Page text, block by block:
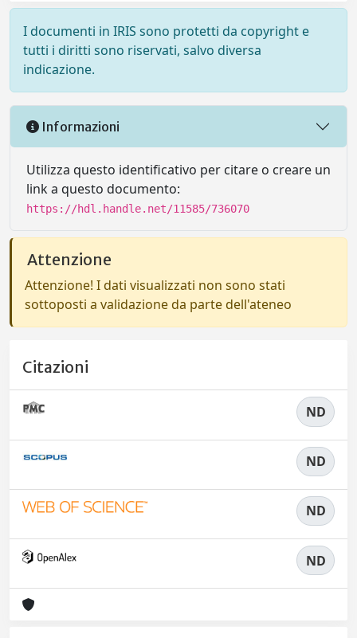
I documenti in IRIS sono protetti da copyright e
tutti i diritti sono riservati, salvo diversa
indicazione.
Informazioni
Utilizza questo identificativo per citare o creare un
link a questo documento:
https://hdl.handle.net/11585/736070
Attenzione
Attenzione! I dati visualizzati non sono stati
sottoposti a validazione da parte dell'ateneo
Citazioni
ND
ND
ND
ND